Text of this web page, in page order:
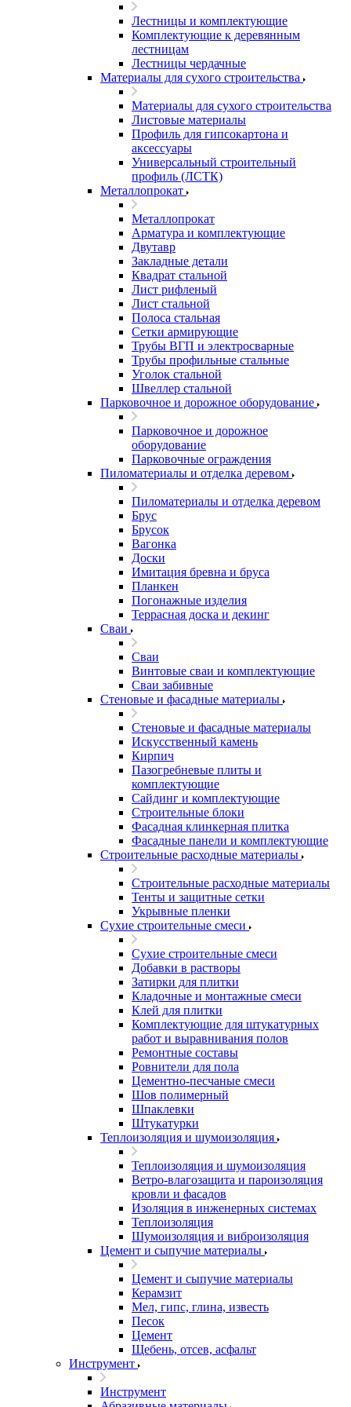
Лестницы и комплектующие
Комплектующие к деревянным
лестницам
Лестницы чердачные
Материалы для сухого строительства
Материалы для сухого строительства
Листовые материалы
Профиль для гипсокартона и
аксессуары
Универсальный строительный
профиль (ЛСТК)
Металлопрокат
Металлопрокат
Арматура и комплектующие
Двутавр
Закладные детали
Квадрат стальной
Лист рифленый
Лист стальной
Полоса стальная
Сетки армирующие
Трубы ВГП и электросварные
Трубы профильные стальные
Уголок стальной
Швеллер стальной
Парковочное и дорожное оборудование
Парковочное и дорожное
оборудование
Парковочные ограждения
Пиломатериалы и отделка деревом
Пиломатериалы и отделка деревом
Брус
Брусок
Вагонка
Доски
Имитация бревна и бруса
Планкен
Погонажные изделия
Террасная доска и декинг
Сваи
Сваи
Винтовые сваи и комплектующие
Сваи забивные
Стеновые и фасадные материалы
Стеновые и фасадные материалы
Искусственный камень
Кирпич
Пазогребневые плиты и
комплектующие
Сайдинг и комплектующие
Строительные блоки
Фасадная клинкерная плитка
Фасадные панели и комплектующие
Строительные расходные материалы
Строительные расходные материалы
Тенты и защитные сетки
Укрывные пленки
Сухие строительные смеси
Сухие строительные смеси
Добавки в растворы
Затирки для плитки
Кладочные и монтажные смеси
Клей для плитки
Комплектующие для штукатурных
работ и выравнивания полов
Ремонтные составы
Ровнители для пола
Цементно-песчаные смеси
Шов полимерный
Шпаклевки
Штукатурки
Теплоизоляция и шумоизоляция
Теплоизоляция и шумоизоляция
Ветро-влагозащита и пароизоляция
кровли и фасадов
Изоляция в инженерных системах
Теплоизоляция
Шумоизоляция и виброизоляция
Цемент и сыпучие материалы
Цемент и сыпучие материалы
Керамзит
Мел, гипс, глина, известь
Песок
Цемент
Щебень, отсев, асфальт
Инструмент
Инструмент